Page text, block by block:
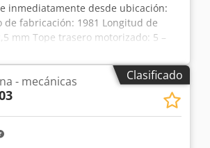
inmediatamente desde ubicación:
de fabricación: 1981 Longitud de
mm Tope trasero motorizado: 5 –
ubicación
Clasificado
- mecánicas